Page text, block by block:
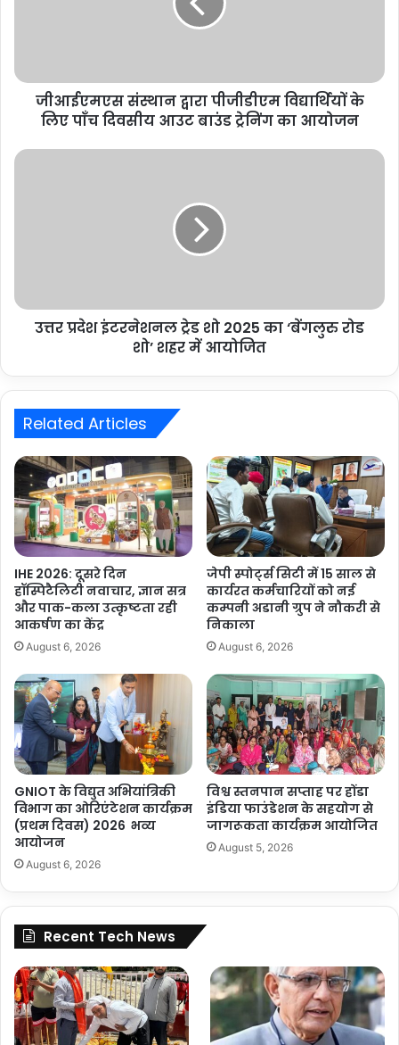
जीआईएमएस संस्थान द्वारा पीजीडीएम विद्यार्थियों के
लिए पाँच दिवसीय आउट बाउंड ट्रेनिंग का आयोजन
उत्तर प्रदेश इंटरनेशनल ट्रेड शो 2025 का ‘बेंगलुरु रोड
शो’ शहर में आयोजित
Related Articles
IHE 2026: दूसरे दिन
हॉस्पिटैलिटी नवाचार, ज्ञान सत्र
और पाक-कला उत्कृष्टता रही
आकर्षण का केंद्र
August 6, 2026
जेपी स्पोर्ट्स सिटी में 15 साल से
कार्यरत कर्मचारियों को नई
कम्पनी अडानी ग्रुप ने नौकरी से
निकाला
August 6, 2026
GNIOT के विद्युत अभियांत्रिकी
विभाग का ओरिएंटेशन कार्यक्रम
(प्रथम दिवस) 2026 भव्य
आयोजन
August 6, 2026
विश्व स्तनपान सप्ताह पर होंडा
इंडिया फाउंडेशन के सहयोग से
जागरूकता कार्यक्रम आयोजित
August 5, 2026
Recent Tech News